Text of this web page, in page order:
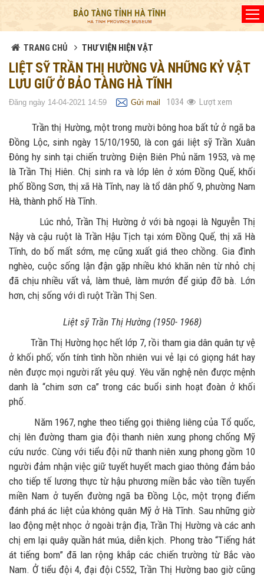
TRANG CHỦ THƯ VIỆN HIỆN VẬT
LIỆT SỸ TRẦN THỊ HƯỜNG VÀ NHỮNG KỶ VẬT
LƯU GIỮ Ở BẢO TÀNG HÀ TĨNH
Đăng ngày 14-04-2021 14:59 Gửi mail 1034 Lượt xem
Trần thị Hường, một trong mười bông hoa bất tử ở ngã ba
Đồng Lộc, sinh ngày 15/10/1950, là con gái liệt sỹ Trần Xuân
Đông hy sinh tại chiến trường Điện Biên Phủ năm 1953, và mẹ
là Trần Thị Hiên. Chị sinh ra và lớp lên ở xóm Đồng Quế, khối
phố Bồng Sơn, thị xã Hà Tĩnh, nay là tổ dân phố 9, phường Nam
Hà, thành phố Hà Tĩnh.
Lúc nhỏ, Trần Thị Hường ở với bà ngoại là Nguyễn Thị
Nậy và cậu ruột là Trần Hậu Tịch tại xóm Đồng Quế, thị xã Hà
Tĩnh, do bố mất sớm, mẹ cũng xuất giá theo chồng. Gia đình
nghèo, cuộc sống lận đận gặp nhiều khó khăn nên từ nhỏ chị
đã chịu nhiều vất vả, làm thuê, làm mướn để giúp đỡ bà. Lớn
hơn, chị sống với dì ruột Trần Thị Sen.
Liệt sỹ Trần Thị Hường (1950- 1968)
Trần Thị Hường học hết lớp 7, rồi tham gia dân quân tự vệ
ở khối phố; vốn tính tình hồn nhiên vui vẻ lại có giọng hát hay
nên được mọi người rất yêu quý. Yêu văn nghệ nên được mệnh
danh là “chim sơn ca” trong các buổi sinh hoạt đoàn ở khối
phố.
Năm 1967, nghe theo tiếng gọi thiêng liêng của Tổ quốc,
chị lên đường tham gia đội thanh niên xung phong chống Mỹ
cứu nước. Cùng với tiểu đội nữ thanh niên xung phong gồm 10
người đảm nhận việc giữ tuyết huyết mach giao thông đảm bảo
cho tiếp tế lương thực từ hậu phương miền bắc vào tiền tuyến
miền Nam ở tuyến đường ngã ba Đồng Lộc, một trọng điểm
đánh phá ác liệt của không quân Mỹ ở Hà Tĩnh. Sau những giờ
lao động mệt nhọc ở ngoài trận địa, Trần Thị Hường và các anh
chị em lại quây quần hát múa, diễn kịch. Phong trào “Tiếng hát
át tiếng bom” đã lan rộng khắp các chiến trường từ Bắc vào
Nam. Ở tiểu đội 4, đại đội C552, Trần Thị Hường bao giờ cũng
Đã kết nối EMC